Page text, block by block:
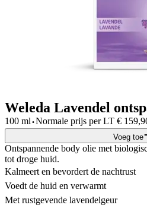
Weleda Lavendel
100 ml·Normale prijs per LT €
Voeg toe
Ontspannende body olie met
tot droge huid.
Kalmeert en bevordert de nachtrust
Voedt de huid en verwarmt
Met rustgevende lavendelgeur